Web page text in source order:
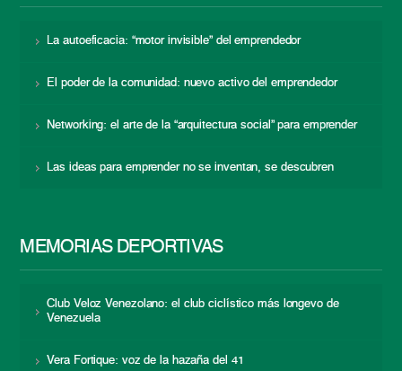
La autoeficacia: “motor invisible” del emprendedor
El poder de la comunidad: nuevo activo del emprendedor
Networking: el arte de la “arquitectura social” para emprender
Las ideas para emprender no se inventan, se descubren
MEMORIAS DEPORTIVAS
Club Veloz Venezolano: el club ciclístico más longevo de
Venezuela
Vera Fortique: voz de la hazaña del 41